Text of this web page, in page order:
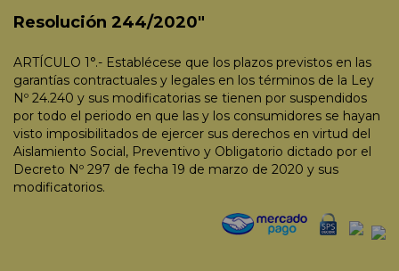
Resolución 244/2020"
ARTÍCULO 1°.- Establécese que los plazos previstos en las
garantías contractuales y legales en los términos de la Ley
Nº 24.240 y sus modificatorias se tienen por suspendidos
por todo el periodo en que las y los consumidores se hayan
visto imposibilitados de ejercer sus derechos en virtud del
Aislamiento Social, Preventivo y Obligatorio dictado por el
Decreto Nº 297 de fecha 19 de marzo de 2020 y sus
modificatorios.